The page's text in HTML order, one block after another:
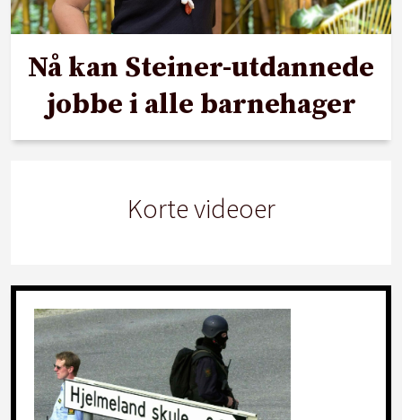
Nå kan Steiner-utdannede
jobbe i alle barnehager
Korte videoer